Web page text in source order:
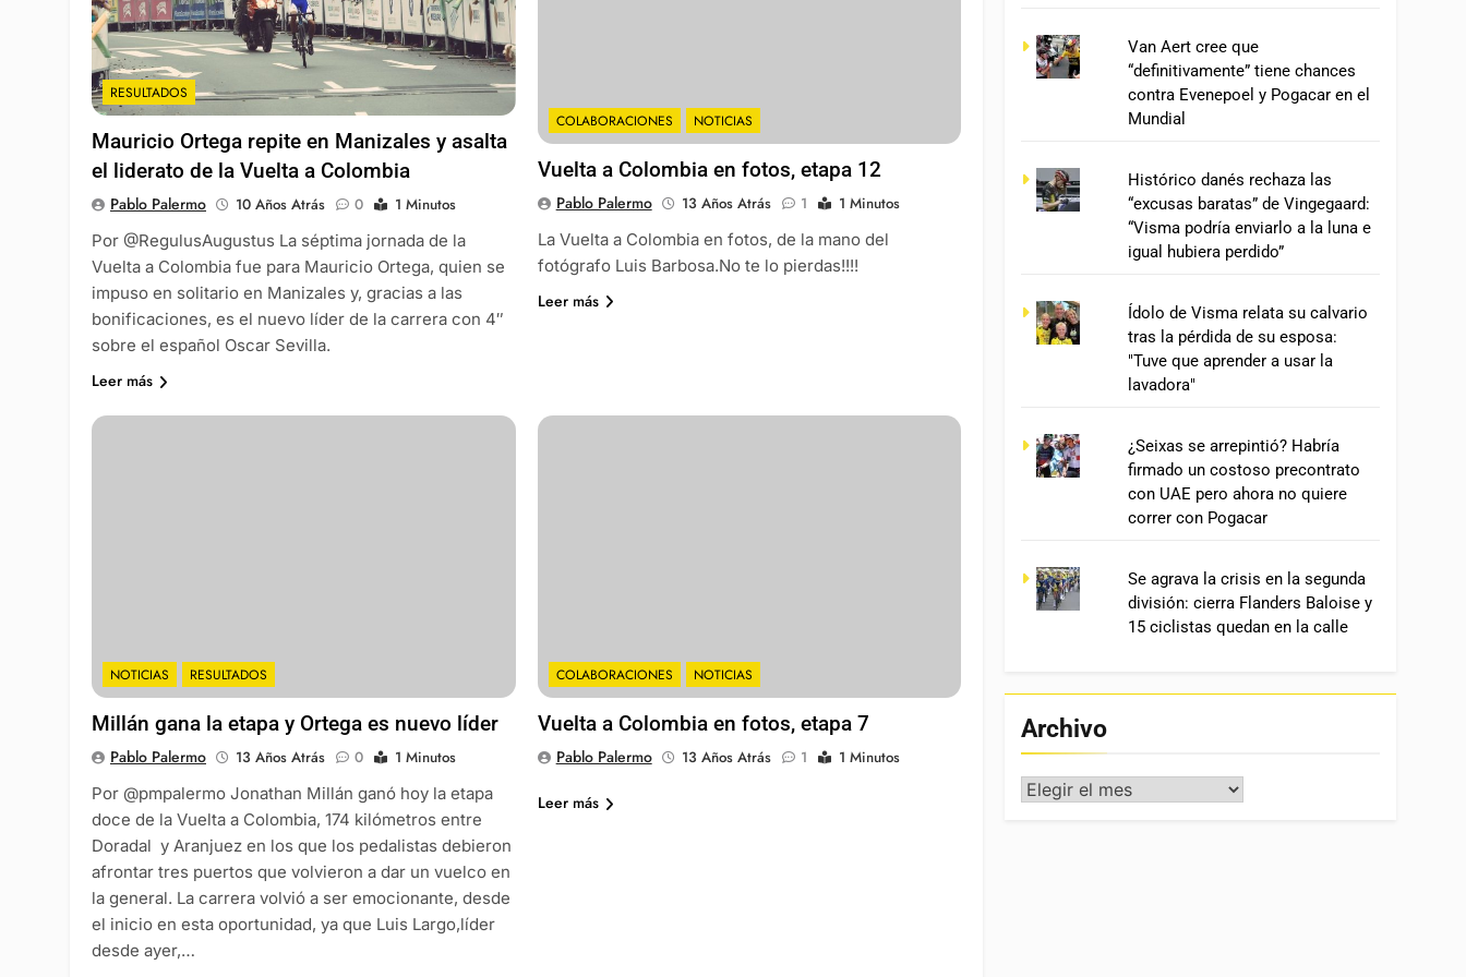
RESULTADOS
Mauricio Ortega repite en Manizales y asalta
el liderato de la Vuelta a Colombia
Pablo Palermo 10 Años Atrás 0
1 Minutos
Por @RegulusAugustus La séptima jornada de la
Vuelta a Colombia fue para Mauricio Ortega, quien se
impuso en solitario en Manizales y, gracias a las
bonificaciones, es el nuevo líder de la carrera con 4″
sobre el español Oscar Sevilla.
Leer más
COLABORACIONES NOTICIAS
Vuelta a Colombia en fotos, etapa 12
Pablo Palermo 13 Años Atrás 1
1 Minutos
La Vuelta a Colombia en fotos, de la mano del
fotógrafo Luis Barbosa.No te lo pierdas!!!!
Leer más
NOTICIAS RESULTADOS
Millán gana la etapa y Ortega es nuevo líder
Pablo Palermo 13 Años Atrás 0
1 Minutos
Por @pmpalermo Jonathan Millán ganó hoy la etapa
doce de la Vuelta a Colombia, 174 kilómetros entre
Doradal y Aranjuez en los que los pedalistas debieron
afrontar tres puertos que volvieron a dar un vuelco en
la general. La carrera volvió a ser emocionante, desde
el inicio en esta oportunidad, ya que Luis Largo,líder
desde ayer,…
COLABORACIONES NOTICIAS
Vuelta a Colombia en fotos, etapa 7
Pablo Palermo 13 Años Atrás 1 1 Minutos
Leer más
Van Aert cree que
“definitivamente” tiene chances
contra Evenepoel y Pogacar en el
Mundial
Histórico danés rechaza las
“excusas baratas” de Vingegaard:
“Visma podría enviarlo a la luna e
igual hubiera perdido”
Ídolo de Visma relata su calvario
tras la pérdida de su esposa:
"Tuve que aprender a usar la
lavadora"
¿Seixas se arrepintió? Habría
firmado un costoso precontrato
con UAE pero ahora no quiere
correr con Pogacar
Se agrava la crisis en la segunda
división: cierra Flanders Baloise y
15 ciclistas quedan en la calle
Archivo
Archivo